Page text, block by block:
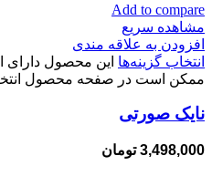
Add to compare
مشاهده سریع
افزودن به علاقه مندی
انتخاب گزینه‌ها این محصول دارای
ممکن است در صفحه محصول
نایک صورتی
3,498,000 تومان